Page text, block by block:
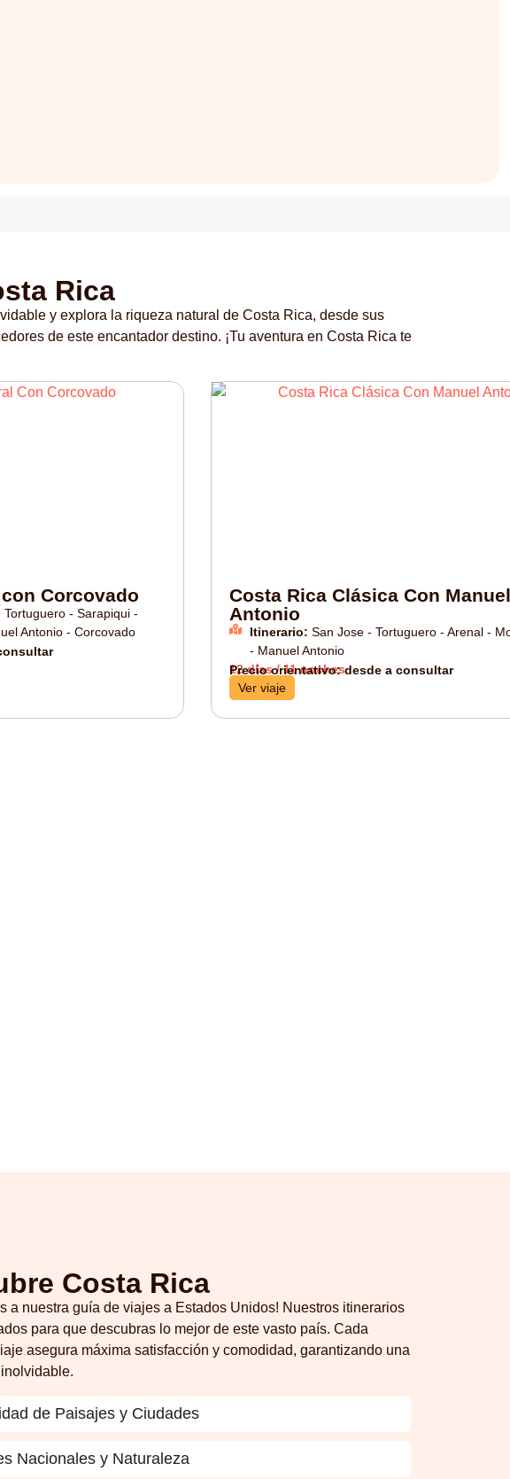
Rica
y explora la riqueza natural de Costa Rica, desde sus
de este encantador destino. ¡Tu aventura en Costa Rica te
Corcovado
Tortuguero - Sarapiqui -
Antonio - Corcovado
Costa Rica Clásica Con Manuel
Antonio
Itinerario: San Jose - Tortuguero - Arenal -
- Manuel Antonio
12 días / 11 noches
Precio orientativo: desde a consultar
Ver viaje
Costa Rica
a nuestra guía de viajes a Estados Unidos! Nuestros itinerarios
para que descubras lo mejor de este vasto país. Cada
asegura máxima satisfacción y comodidad, garantizando una
de Paisajes y Ciudades
Nacionales y Naturaleza